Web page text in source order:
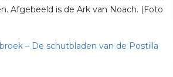
Afgebeeld is de Ark van Noach. (Foto
– De schutbladen van de Postilla